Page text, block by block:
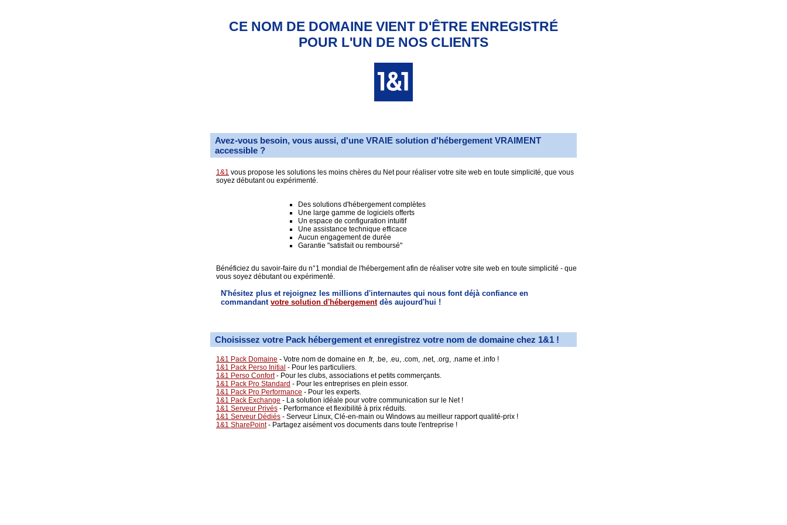
CE NOM DE DOMAINE VIENT D'ÊTRE ENREGISTRÉ
POUR L'UN DE NOS CLIENTS
Avez-vous besoin, vous aussi, d'une VRAIE solution d'hébergement VRAIMENT
accessible ?
1&1 vous propose les solutions les moins chères du Net pour réaliser votre site web en toute simplicité, que vous
soyez débutant ou expérimenté.
Des solutions d'hébergement complètes
Une large gamme de logiciels offerts
Un espace de configuration intuitif
Une assistance technique efficace
Aucun engagement de durée
Garantie "satisfait ou remboursé"
Bénéficiez du savoir-faire du n°1 mondial de l'hébergement afin de réaliser votre site web en toute simplicité - que
vous soyez débutant ou expérimenté.
N'hésitez plus et rejoignez les millions d'internautes qui nous font déjà confiance en
commandant votre solution d'hébergementdès aujourd'hui !
Choisissez votre Pack hébergement et enregistrez votre nom de domaine chez 1&1 !
1&1 Pack Domaine - Votre nom de domaine en .fr, .be, .eu, .com, .net, .org, .name et .info !
1&1 Pack Perso Initial - Pour les particuliers.
1&1 Perso Confort- Pour les clubs, associations et petits commerçants.
1&1 Pack Pro Standard - Pour les entreprises en plein essor.
1&1 Pack Pro Performance - Pour les experts.
1&1 Pack Exchange - La solution idéale pour votre communication sur le Net !
1&1 Serveur Privés - Performance et flexibilité à prix réduits.
1&1 Serveur Dédiés - Serveur Linux, Clé-en-main ou Windows au meilleur rapport qualité-prix !
1&1 SharePoint- Partagez aisément vos documents dans toute l'entreprise !